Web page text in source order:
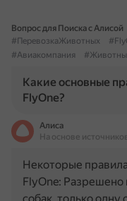
Вопрос для Поиска с Алисой
#ПеревозкаЖивотных
#Авиакомпания
Какие основные
FlyOne?
Алиса
На основе
Некоторые
FlyOne: Разрешено